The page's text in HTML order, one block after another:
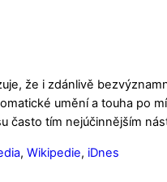
že i zdánlivě
umění a touha po
často tím nejúčinnějším
, Wikipedie, iDnes